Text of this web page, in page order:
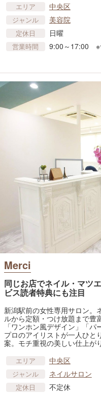
エリア 中央区
ジャンル 美容院
定休日 日曜
営業時間 9:00～17:00 ※
Merci
同じお店でネイル・マツ
ビス読者特典にも注目
新潟駅前の女性専用サロン。
ルから定額・つけ放題まで豊
「ワンホン風デザイン」「
プロのアイリストが一人ひと
案。モチ重視の美しい仕上が
エリア 中央区
ジャンル ネイルサロン
定休日 不定休